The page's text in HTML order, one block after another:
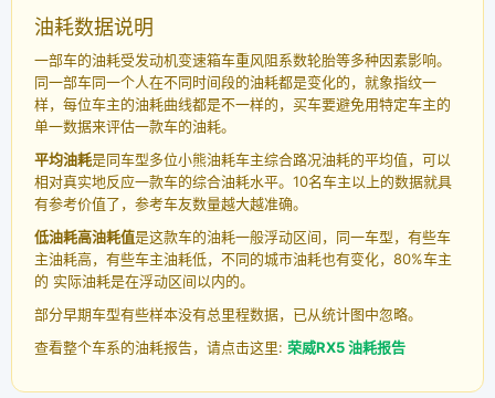
油耗数据说明
一部车的油耗受发动机变速箱车重风阻系数轮胎等多种因素影响。
同一部车同一个人在不同时间段的油耗都是变化的，就象指纹一
样，每位车主的油耗曲线都是不一样的，买车要避免用特定车主的
单一数据来评估一款车的油耗。
平均油耗是同车型多位小熊油耗车主综合路况油耗的平均值，可以
相对真实地反应一款车的综合油耗水平。10名车主以上的数据就具
有参考价值了，参考车友数量越大越准确。
低油耗高油耗值是这款车的油耗一般浮动区间，同一车型，有些车
主油耗高，有些车主油耗低，不同的城市油耗也有变化，80%车主
的 实际油耗是在浮动区间以内的。
部分早期车型有些样本没有总里程数据，已从统计图中忽略。
查看整个车系的油耗报告，请点击这里: 荣威RX5 油耗报告